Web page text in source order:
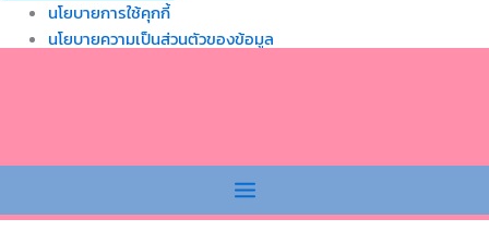
นโยบายการใช้คุกกี้
นโยบายความเป็นส่วนตัวของข้อมูล